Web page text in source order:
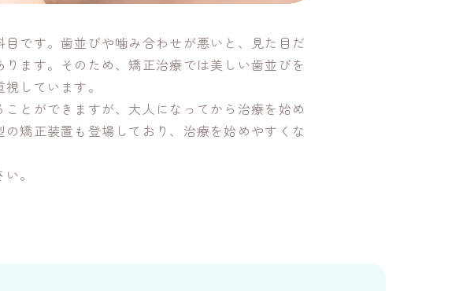
です。歯並びや噛み合わせが悪いと、見た目だ
ます。そのため、矯正治療では美しい歯並びを
しています。
とができますが、大人になってから治療を始め
矯正装置も登場しており、治療を始めやすくな
。